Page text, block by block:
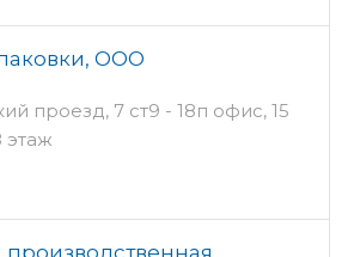
ООО
проезд, 7 ст9 - 18п офис, 15